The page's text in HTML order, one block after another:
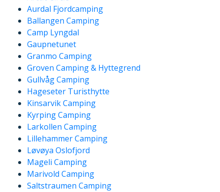
Aurdal Fjordcamping
Ballangen Camping
Camp Lyngdal
Gaupnetunet
Granmo Camping
Groven Camping & Hyttegrend
Gullvåg Camping
Hageseter Turisthytte
Kinsarvik Camping
Kyrping Camping
Larkollen Camping
Lillehammer Camping
Løvøya Oslofjord
Mageli Camping
Marivold Camping
Saltstraumen Camping